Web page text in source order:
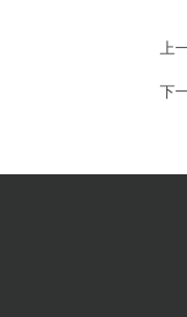
上
下